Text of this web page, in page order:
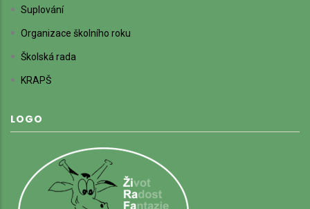
Suplování
Organizace školního roku
Školská rada
KRAPŠ
LOGO